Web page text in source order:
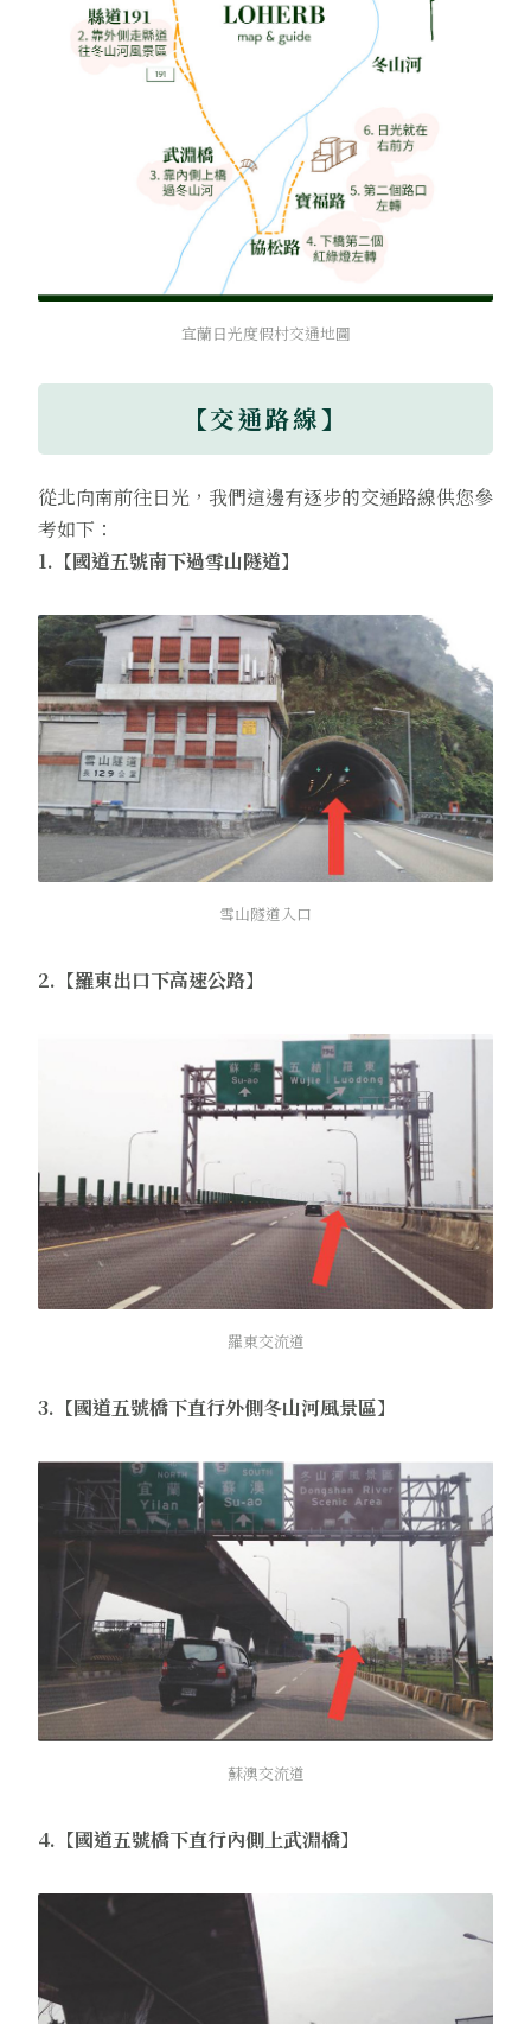
宜蘭日光度假村交通地圖
【交通路線】
從北向南前往日光，我們這邊有逐步的交通路線供您參
考如下：
1.【國道五號南下過雪山隧道】
雪山隧道入口
2.【羅東出口下高速公路】
羅東交流道
3.【國道五號橋下直行外側冬山河風景區】
蘇澳交流道
4.【國道五號橋下直行內側上武淵橋】